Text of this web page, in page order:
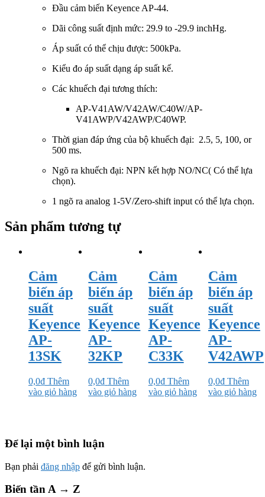
Đầu cảm biến Keyence AP-44.
Dãi công suất định mức: 29.9 to -29.9 inchHg.
Áp suất có thể chịu được: 500kPa.
Kiểu đo áp suất dạng áp suất kế.
Các khuếch đại tương thích:
AP-V41AW/V42AW/C40W/AP-
V41AWP/V42AWP/C40WP.
Thời gian đáp ứng của bộ khuếch đại: 2.5, 5, 100, or
500 ms.
Ngõ ra khuếch đại: NPN kết hợp NO/NC( Có thể lựa
chọn).
1 ngõ ra analog 1-5V/Zero-shift input có thể lựa chọn.
Sản phẩm tương tự
Cảm
biến áp
suất
Keyence
AP-
13SK
0,0₫ Thêm
vào giỏ hàng
Cảm
biến áp
suất
Keyence
AP-
32KP
0,0₫ Thêm
vào giỏ hàng
Cảm
biến áp
suất
Keyence
AP-
C33K
0,0₫ Thêm
vào giỏ hàng
Cảm
biến áp
suất
Keyence
AP-
V42AWP
0,0₫ Thêm
vào giỏ hàng
Để lại một bình luận
Bạn phải đăng nhập để gửi bình luận.
Biến tần A → Z